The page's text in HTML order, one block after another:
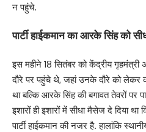
न पहुंचे.
पार्टी हाईकमान का आरके सिंह को
इस महीने 18 सितंबर को केंद्रीय गृहमंत्री
दौरे पर पहुंचे थे, जहां उनके दौरे को लेकर
था बल्कि आरके सिंह की बगावत तेवरों पर
इशारों ही इशारों में सीधा मैसेज दे दिया था
पार्टी हाईकमान की नजर है. हालांकि